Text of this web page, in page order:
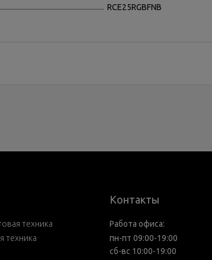
RCE25RGBFNB
техника
техника
Контакты
Работа офиса:
пн-пт 09:00-19:00
сб-вс 10:00-19:00